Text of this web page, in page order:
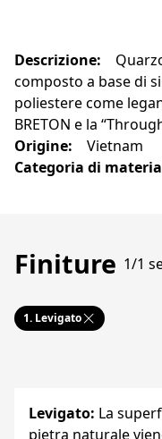
Descrizione:
composto a base di
poliestere come
BRETON e la
Origine:
Vietnam
Categoria di
Finiture 1/1
1. Levigato
Levigato: La
pietra naturale